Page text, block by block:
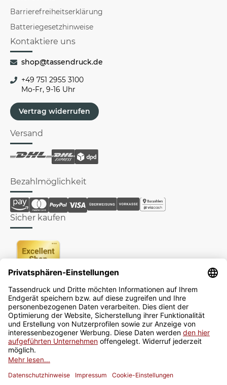
Barrierefreiheitserklärung
Batteriegesetzhinweise
Kontaktiere uns
shop@tassendruck.de
+49 751 2955 3100
Mo-Fr, 9-16 Uhr
Vertrag widerrufen
Versand
Bezahlmöglichkeit
Sicher kaufen
Newsletter